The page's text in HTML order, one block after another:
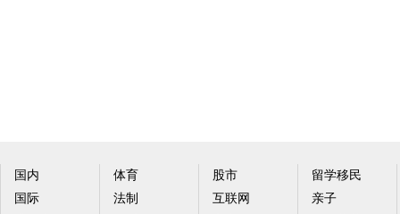
国内
国际
体育
法制
股市
互联网
留学移民
亲子